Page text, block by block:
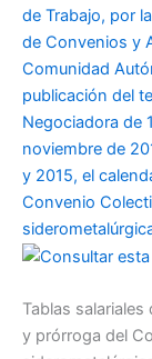
de Trabajo, por
de Convenios y
Comunidad
publicación del
Negociadora de
noviembre de
y 2015, el
Convenio
Tablas
y prórroga del